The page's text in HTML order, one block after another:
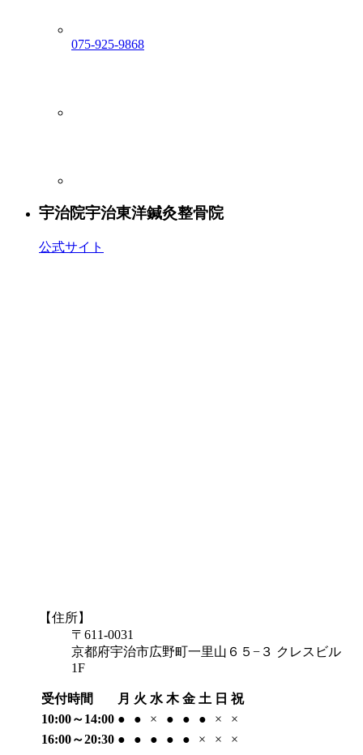
075-925-9868
宇治院宇治東洋鍼灸整骨院
公式サイト
【住所】
〒611-0031
京都府宇治市広野町一里山６５−３ クレスビル
1F
受付時間 月 火 水 木 金 土 日 祝
10:00～14:00 ● ● × ● ● ● ×
×
16:00～20:30 ● ● ● ● ● × × ×